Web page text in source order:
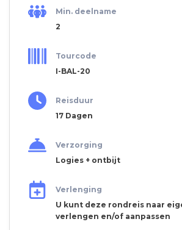
Min. deelname
2
Tourcode
I-BAL-20
Reisduur
17 Dagen
Verzorging
Logies + ontbijt
Verlenging
U kunt deze rondreis naar
verlengen en/of aanpassen